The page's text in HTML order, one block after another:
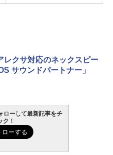
レクサ対応のネックスピー
サウンドパートナー」
ローして最新記事をチ
ク！